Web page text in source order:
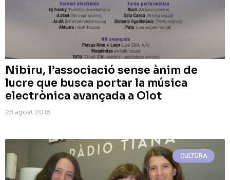
Nibiru, l’associació sense ànim de
lucre que busca portar la música
electrònica avançada a Olot
28 agost 2018
CULTURA